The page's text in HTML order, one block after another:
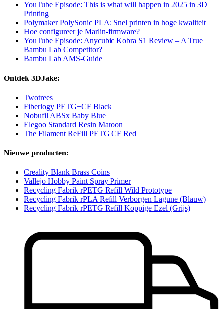
YouTube Episode: This is what will happen in 2025 in 3D
Printing
Polymaker PolySonic PLA: Snel printen in hoge kwaliteit
Hoe configureer je Marlin-firmware?
YouTube Episode: Anycubic Kobra S1 Review – A True
Bambu Lab Competitor?
Bambu Lab AMS-Guide
Ontdek 3DJake:
Twotrees
Fiberlogy PETG+CF Black
Nobufil ABSx Baby Blue
Elegoo Standard Resin Maroon
The Filament ReFill PETG CF Red
Nieuwe producten:
Creality Blank Brass Coins
Vallejo Hobby Paint Spray Primer
Recycling Fabrik rPETG Refill Wild Prototype
Recycling Fabrik rPLA Refill Verborgen Lagune (Blauw)
Recycling Fabrik rPETG Refill Koppige Ezel (Grijs)